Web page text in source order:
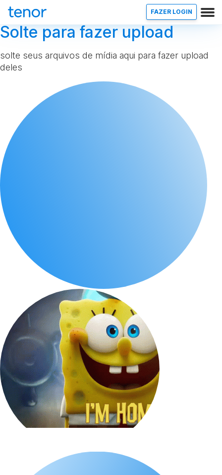
FAZER LOGIN
Solte para fazer upload
solte seus arquivos de mídia aqui para fazer upload
deles